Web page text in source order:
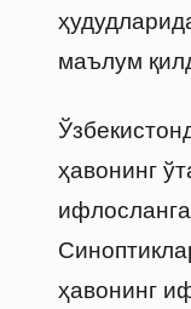
маълум
ҳавонинг
ҳавонинг